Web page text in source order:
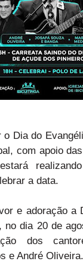
o Dia do
com apoio
a data.
e adoração a
no dia 20 de
dos
e André Oliveira.